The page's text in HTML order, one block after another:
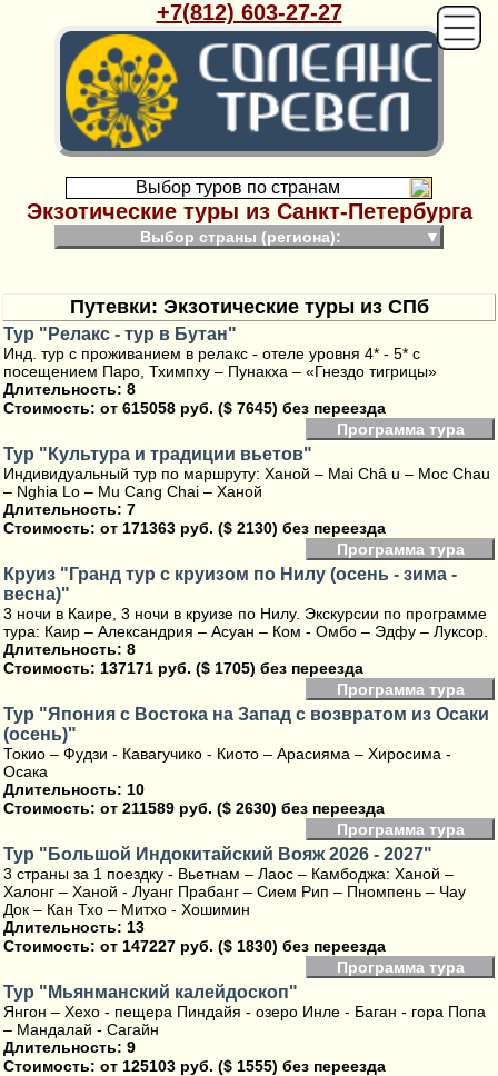
+7(812) 603-27-27
Выбор туров по странам
Экзотические туры из Санкт-Петербурга
Выбор страны (региона): ▼
Путевки: Экзотические туры из СПб
Тур "Релакс - тур в Бутан"
Инд. тур с проживанием в релакс - отеле уровня 4* - 5* с
посещением Паро, Тхимпху – Пунакха – «Гнездо тигрицы»
Длительность: 8
Стоимость: от 615058 руб. ($ 7645) без переезда
Программа тура
Тур "Культура и традиции вьетов"
Индивидуальный тур по маршруту: Ханой – Mai Châ u – Moc Chau
– Nghia Lo – Mu Cang Chai – Ханой
Длительность: 7
Стоимость: от 171363 руб. ($ 2130) без переезда
Программа тура
Круиз "Гранд тур с круизом по Нилу (осень - зима -
весна)"
3 ночи в Каире, 3 ночи в круизе по Нилу. Экскурсии по программе
тура: Каир – Александрия – Асуан – Ком - Омбо – Эдфу – Луксор.
Длительность: 8
Стоимость: 137171 руб. ($ 1705) без переезда
Программа тура
Тур "Япония с Востока на Запад с возвратом из Осаки
(осень)"
Токио – Фудзи - Кавагучико - Киото – Арасияма – Хиросима -
Осака
Длительность: 10
Стоимость: от 211589 руб. ($ 2630) без переезда
Программа тура
Тур "Большой Индокитайский Вояж 2026 - 2027"
3 страны за 1 поездку - Вьетнам – Лаос – Камбоджа: Ханой –
Халонг – Ханой - Луанг Прабанг – Сием Рип – Пномпень – Чау
Док – Кан Тхо – Митхо - Хошимин
Длительность: 13
Стоимость: от 147227 руб. ($ 1830) без переезда
Программа тура
Тур "Мьянманский калейдоскоп"
Янгон – Хехо - пещера Пиндайя - озеро Инле - Баган - гора Попа
– Мандалай - Сагайн
Длительность: 9
Стоимость: от 125103 руб. ($ 1555) без переезда